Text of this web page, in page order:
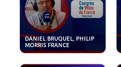
DANIEL BRUQUEL, PHILIP
MORRIS FRANCE